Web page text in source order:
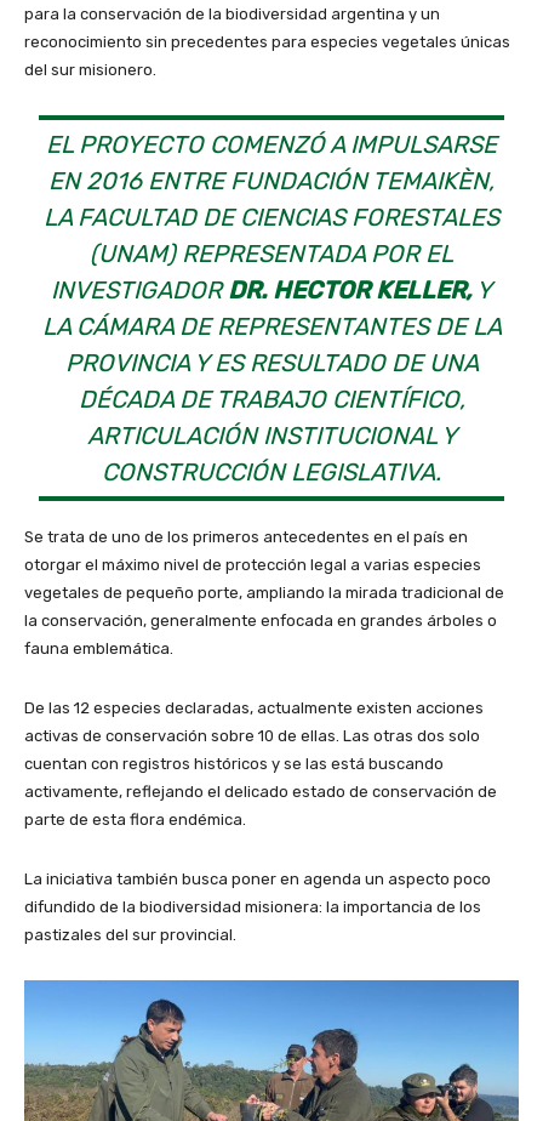
para la conservación de la biodiversidad argentina y un
reconocimiento sin precedentes para especies vegetales únicas
del sur misionero.
EL PROYECTO COMENZÓ A IMPULSARSE
EN 2016 ENTRE FUNDACIÓN TEMAIKÈN,
LA FACULTAD DE CIENCIAS FORESTALES
(UNAM) REPRESENTADA POR EL
INVESTIGADORDR. HECTOR KELLER,Y
LA CÁMARA DE REPRESENTANTES DE LA
PROVINCIA Y ES RESULTADO DE UNA
DÉCADA DE TRABAJO CIENTÍFICO,
ARTICULACIÓN INSTITUCIONAL Y
CONSTRUCCIÓN LEGISLATIVA.
Se trata de uno de los primeros antecedentes en el país en
otorgar el máximo nivel de protección legal a varias especies
vegetales de pequeño porte, ampliando la mirada tradicional de
la conservación, generalmente enfocada en grandes árboles o
fauna emblemática.
De las 12 especies declaradas, actualmente existen acciones
activas de conservación sobre 10 de ellas. Las otras dos solo
cuentan con registros históricos y se las está buscando
activamente, reflejando el delicado estado de conservación de
parte de esta flora endémica.
La iniciativa también busca poner en agenda un aspecto poco
difundido de la biodiversidad misionera: la importancia de los
pastizales del sur provincial.